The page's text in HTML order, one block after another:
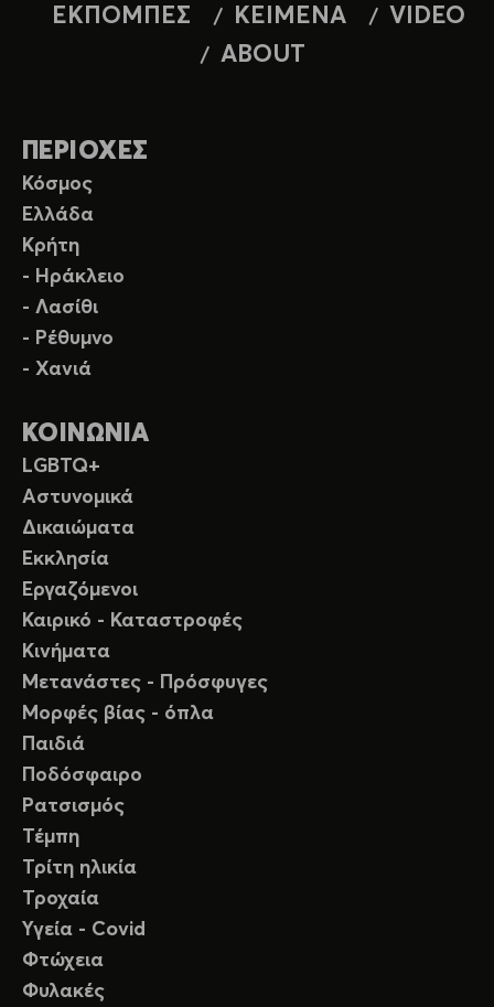
ΕΚΠΟΜΠΕΣ ΚΕΙΜΕΝΑ
VIDEO
ABOUT
ΠΕΡΙΟΧΕΣ
Κόσμος
Ελλάδα
Κρήτη
- Ηράκλειο
- Λασίθι
- Ρέθυμνο
- Χανιά
ΚΟΙΝΩΝΙΑ
LGBTQ+
Αστυνομικά
Δικαιώματα
Εκκλησία
Εργαζόμενοι
Καιρικό - Καταστροφές
Κινήματα
Μετανάστες - Πρόσφυγες
Μορφές βίας - όπλα
Παιδιά
Ποδόσφαιρο
Ρατσισμός
Τέμπη
Τρίτη ηλικία
Τροχαία
Υγεία - Covid
Φτώχεια
Φυλακές